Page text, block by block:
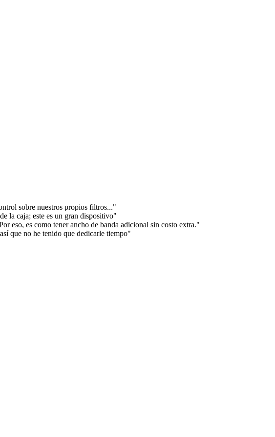
sobre nuestros propios filtros..."
la caja; este es un gran dispositivo"
eso, es como tener ancho de banda adicional sin costo extra."
que no he tenido que dedicarle tiempo"